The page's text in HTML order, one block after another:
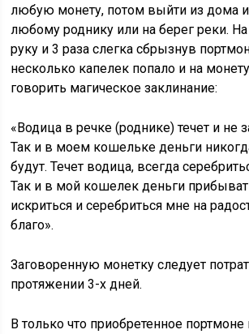
любую монету, потом выйти из дома и
любому роднику или на берег реки.
руку и 3 раза слегка сбрызнув
несколько капелек попало и на
говорить магическое заклинание:
«Водица в речке (роднике) течет и не
Так и в моем кошельке деньги
будут. Течет водица, всегда
Так и в мой кошелек деньги
искриться и серебриться мне на
благо».
Заговоренную монетку следует
протяжении 3-х дней.
В только что приобретенное